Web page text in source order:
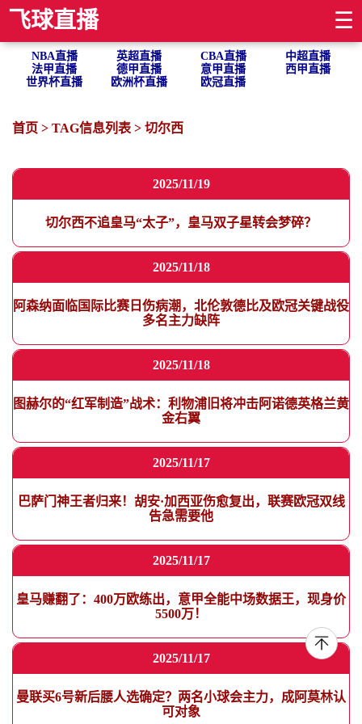
飞球直播 ☰
NBA直播 英超直播 CBA直播
中超直播
法甲直播
德甲直播 意甲直播
西甲直播
世界杯直播
欧洲杯直播 欧冠直播
首页 > TAG信息列表 > 切尔西
2025/11/19
切尔西不追皇马“太子”，皇马双子星转会梦碎？
2025/11/18
阿森纳面临国际比赛日伤病潮，北伦敦德比及欧冠关键战役
多名主力缺阵
2025/11/18
图赫尔的“红军制造”战术：利物浦旧将冲击阿诺德英格兰黄
金右翼
2025/11/17
巴萨门神王者归来！胡安·加西亚伤愈复出，联赛欧冠双线
告急需要他
2025/11/17
皇马赚翻了：400万欧练出，意甲全能中场数据王，现身价
5500万！
2025/11/17
曼联买6号新后腰人选确定？两名小球会主力，成阿莫林认
可对象